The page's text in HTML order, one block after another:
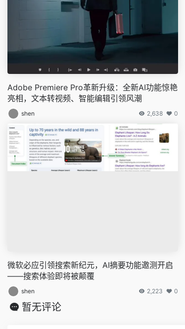
Adobe Premiere Pro革新升级：全新AI功能惊艳
亮相，文本转视频、智能编辑引领风潮
shen 2,638 0
微软必应引领搜索新纪元，AI摘要功能邀测开启
——搜索体验即将被颠覆
shen 2,223 0
暂无评论